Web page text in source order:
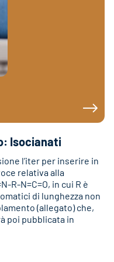
Isocianati
l’iter per inserire in
relativa alla
R-N=C=O, in cui R è
di lunghezza non
(allegato) che,
poi pubblicata in